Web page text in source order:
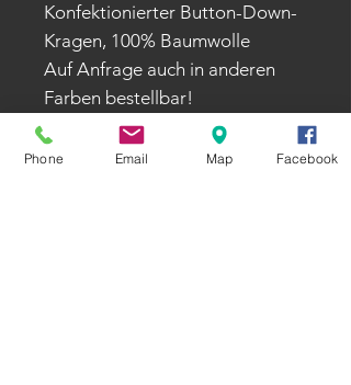
Konfektionierter Button-Down-
Kragen, 100% Baumwolle
Auf Anfrage auch in anderen
Farben bestellbar!
Phone Email Map Facebook